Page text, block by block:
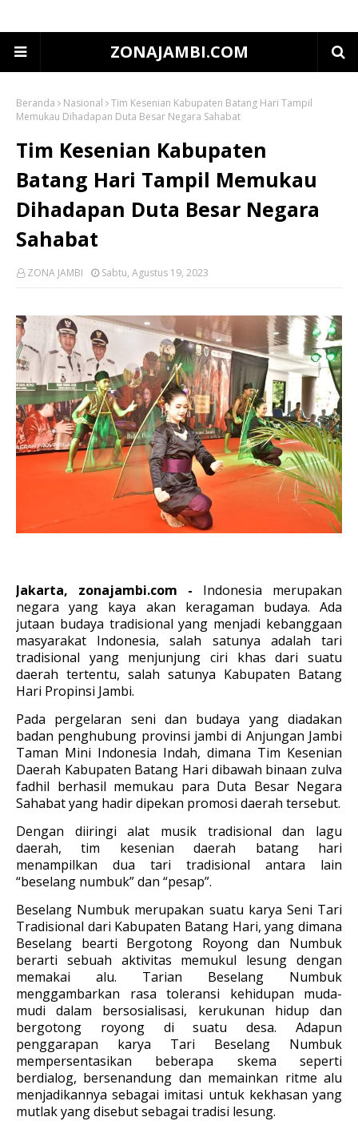
ZONAJAMBI.COM
Beranda Nasional
Tim Kesenian Kabupaten Batang Hari Tampil
Memukau Dihadapan Duta Besar Negara Sahabat
Tim Kesenian Kabupaten
Batang Hari Tampil Memukau
Dihadapan Duta Besar Negara
Sahabat
ZONA JAMBI Sabtu, Agustus 19, 2023
Jakarta, zonajambi.com - Indonesia merupakan
negara yang kaya akan keragaman budaya. Ada
jutaan budaya tradisional yang menjadi kebanggaan
masyarakat Indonesia, salah satunya adalah tari
tradisional yang menjunjung ciri khas dari suatu
daerah tertentu, salah satunya Kabupaten Batang
Hari Propinsi Jambi.
Pada pergelaran seni dan budaya yang diadakan
badan penghubung provinsi jambi di Anjungan Jambi
Taman Mini Indonesia Indah, dimana Tim Kesenian
Daerah Kabupaten Batang Hari dibawah binaan zulva
fadhil berhasil memukau para Duta Besar Negara
Sahabat yang hadir dipekan promosi daerah tersebut.
Dengan diiringi alat musik tradisional dan lagu
daerah, tim kesenian daerah batang hari
menampilkan dua tari tradisional antara lain
“beselang numbuk” dan “pesap”.
Beselang Numbuk merupakan suatu karya Seni Tari
Tradisional dari Kabupaten Batang Hari, yang dimana
Beselang bearti Bergotong Royong dan Numbuk
berarti sebuah aktivitas memukul lesung dengan
memakai alu. Tarian Beselang Numbuk
menggambarkan rasa toleransi kehidupan muda-
mudi dalam bersosialisasi, kerukunan hidup dan
bergotong royong di suatu desa. Adapun
penggarapan karya Tari Beselang Numbuk
mempersentasikan beberapa skema seperti
berdialog, bersenandung dan memainkan ritme alu
menjadikannya sebagai imitasi untuk kekhasan yang
mutlak yang disebut sebagai tradisi lesung.